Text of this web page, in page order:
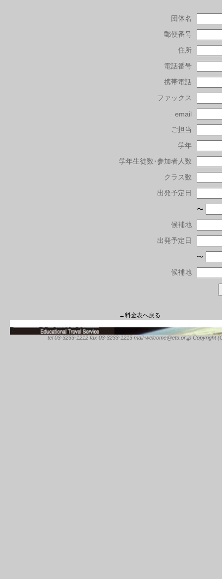
団体名
郵便番号
住所
電話番号
携帯電話
ファックス
email
ご担当
学年
学年生徒数･参加者人数
クラス数
出発予定日
〜
候補地
出発予定日
〜
候補地
←料金表へ戻る
tel 03-3233-1212 fax 03-3233-1213 mail-welcome@ets.or.jp Copyright